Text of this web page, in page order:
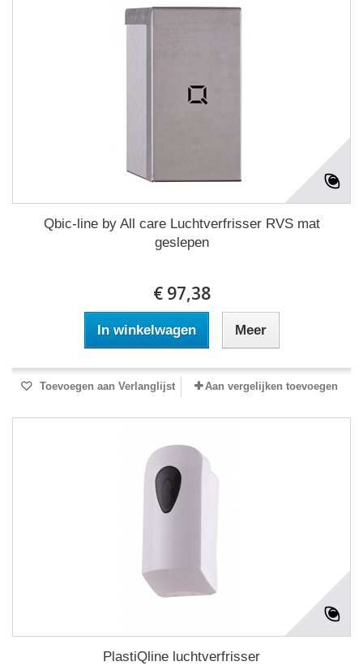
Qbic-line by All care Luchtverfrisser RVS mat
geslepen
€ 97,38
In winkelwagen Meer
Toevoegen aan Verlanglijst Aan vergelijken toevoegen
PlastiQline luchtverfrisser